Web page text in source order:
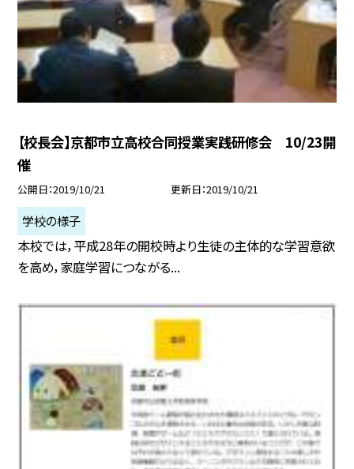
【校長会】京都市立高校合同授業実践研修会 10/23開
催
公開日 2019/10/21 更新日 2019/10/21
学校の様子
本校では，平成28年の開校時より生徒の主体的な学習意欲
を高め，家庭学習につながる...